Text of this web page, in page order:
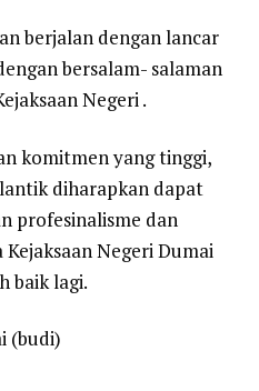
berjalan dengan lancar
bersalam- salaman
Negeri .
komitmen yang tinggi,
diharapkan dapat
profesinalisme dan
Negeri Dumai
baik lagi.
(budi)